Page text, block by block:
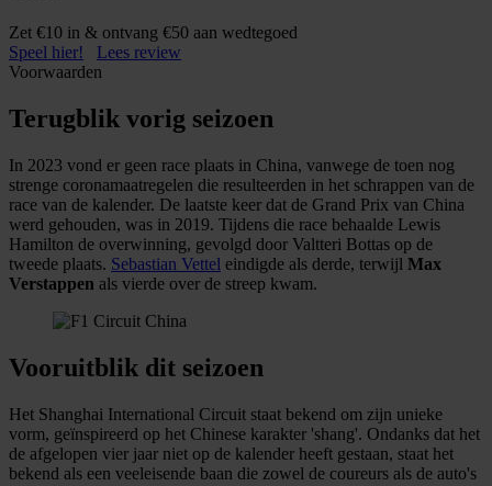
Zet €10 in & ontvang €50 aan wedtegoed
Speel hier!
Lees review
Voorwaarden
Terugblik vorig seizoen
In 2023 vond er geen race plaats in China, vanwege de toen nog
strenge coronamaatregelen die resulteerden in het schrappen van de
race van de kalender. De laatste keer dat de Grand Prix van China
werd gehouden, was in 2019. Tijdens die race behaalde Lewis
Hamilton de overwinning, gevolgd door Valtteri Bottas op de
tweede plaats. Sebastian Vettel eindigde als derde, terwijl Max
Verstappen als vierde over de streep kwam.
Vooruitblik dit seizoen
Het Shanghai International Circuit staat bekend om zijn unieke
vorm, geïnspireerd op het Chinese karakter 'shang'. Ondanks dat het
de afgelopen vier jaar niet op de kalender heeft gestaan, staat het
bekend als een veeleisende baan die zowel de coureurs als de auto's